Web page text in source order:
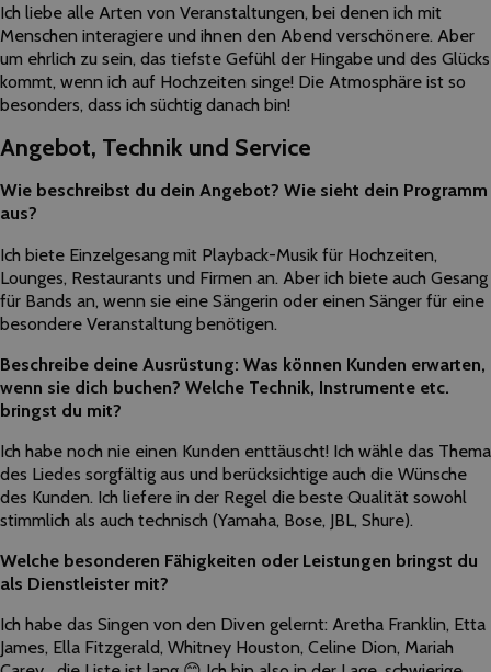
Ich liebe alle Arten von Veranstaltungen, bei denen ich mit
Menschen interagiere und ihnen den Abend verschönere. Aber
um ehrlich zu sein, das tiefste Gefühl der Hingabe und des Glücks
kommt, wenn ich auf Hochzeiten singe! Die Atmosphäre ist so
besonders, dass ich süchtig danach bin!
Angebot, Technik und Service
Wie beschreibst du dein Angebot? Wie sieht dein Programm
aus?
Ich biete Einzelgesang mit Playback-Musik für Hochzeiten,
Lounges, Restaurants und Firmen an. Aber ich biete auch Gesang
für Bands an, wenn sie eine Sängerin oder einen Sänger für eine
besondere Veranstaltung benötigen.
Beschreibe deine Ausrüstung: Was können Kunden erwarten,
wenn sie dich buchen? Welche Technik, Instrumente etc.
bringst du mit?
Ich habe noch nie einen Kunden enttäuscht! Ich wähle das Thema
des Liedes sorgfältig aus und berücksichtige auch die Wünsche
des Kunden. Ich liefere in der Regel die beste Qualität sowohl
stimmlich als auch technisch (Yamaha, Bose, JBL, Shure).
Welche besonderen Fähigkeiten oder Leistungen bringst du
als Dienstleister mit?
Ich habe das Singen von den Diven gelernt: Aretha Franklin, Etta
James, Ella Fitzgerald, Whitney Houston, Celine Dion, Mariah